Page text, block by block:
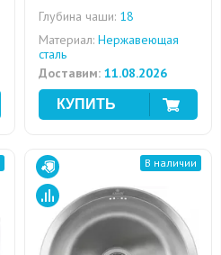
Глубина чаши: 18
Материал: Нержавеющая
сталь
Доставим: 11.08.2026
В наличии